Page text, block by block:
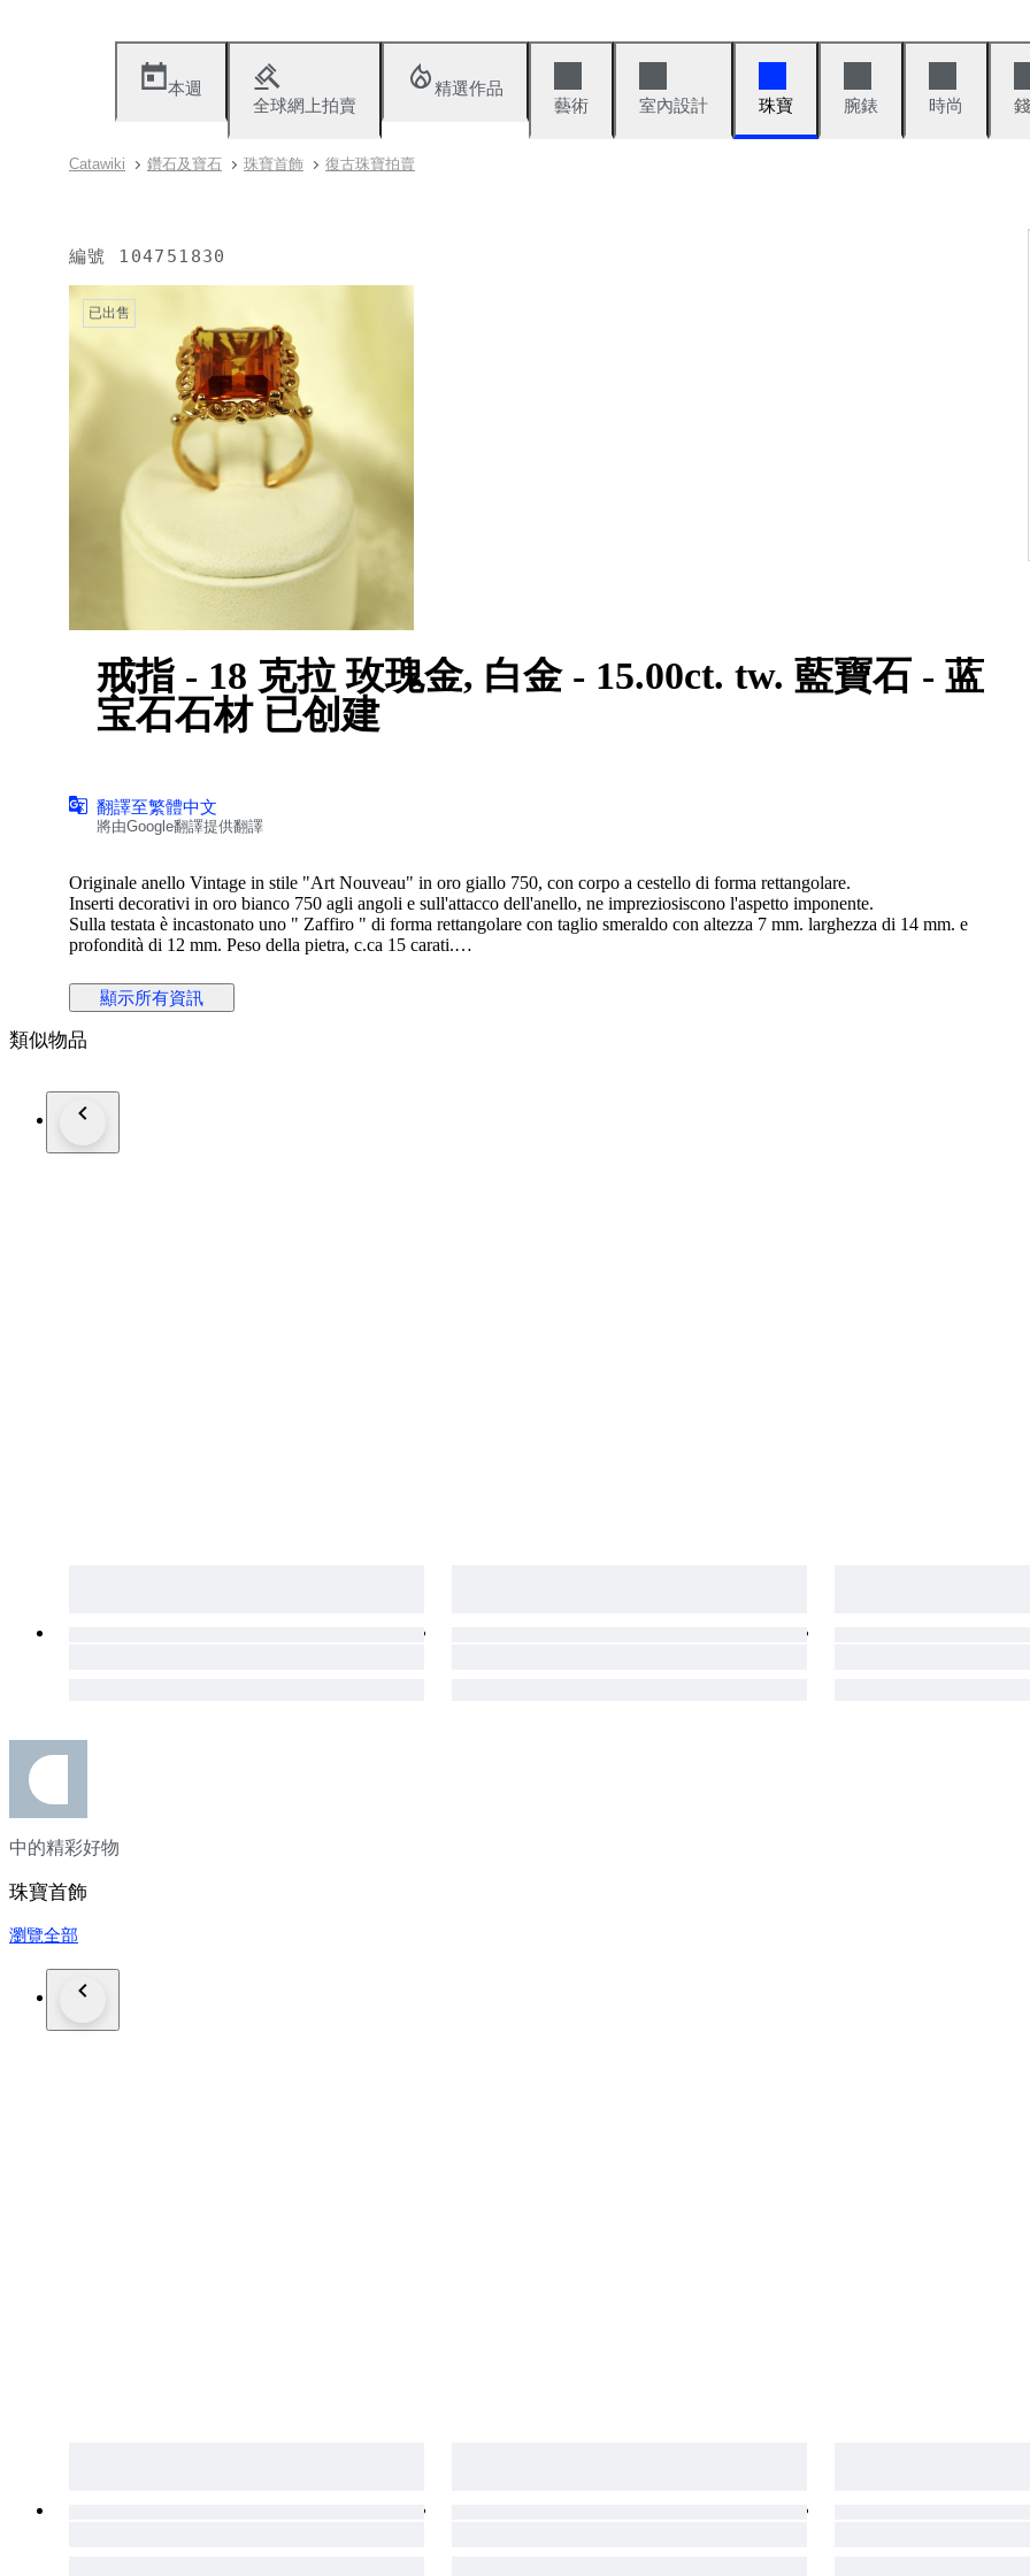
本週
全球網上拍賣
精選作品
藝術
室內設計 珠寶 腕錶 時尚
Catawiki 鑽石及寶石 珠寶首飾 復古珠寶拍賣
編號 104751830
已出售
戒指 - 18 克拉 玫瑰金, 白金 - 15.00ct. tw. 藍寶石 - 蓝
宝石石材 已创建
翻譯至繁體中文
將由Google翻譯提供翻譯
Originale anello Vintage in stile "Art Nouveau" in oro giallo 750, con corpo a cestello di forma rettangolare.
Inserti decorativi in oro bianco 750 agli angoli e sull'attacco dell'anello, ne impreziosiscono l'aspetto imponente.
Sulla testata è incastonato uno " Zaffiro " di forma rettangolare con taglio smeraldo con altezza 7 mm. larghezza di 14 mm. e
profondità di 12 mm. Peso della pietra, c.ca 15 carati.
Marchiato internamente 750.
Bel esemplare in ottima conservazione, e di piacevole aspetto cromatico.
Italia
H. max. 2,9 cm.
Spess. max. 2,1 cm.
顯示所有資訊
類似物品
中的精彩好物
珠寶首飾
瀏覽全部